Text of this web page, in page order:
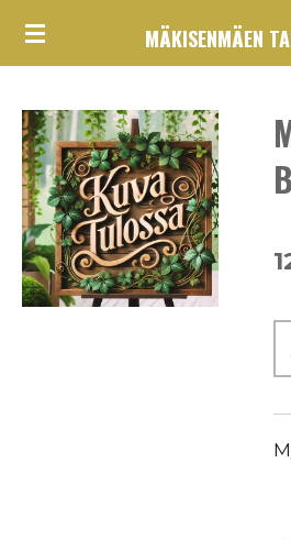
Siirry
MÄKISENMÄEN